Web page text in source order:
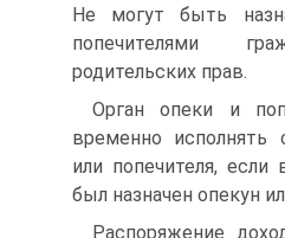
Не могут быть
попечителями
родительских прав.
Орган опеки и
временно исполнять
или попечителя,
был назначен опекун
Распоряжение